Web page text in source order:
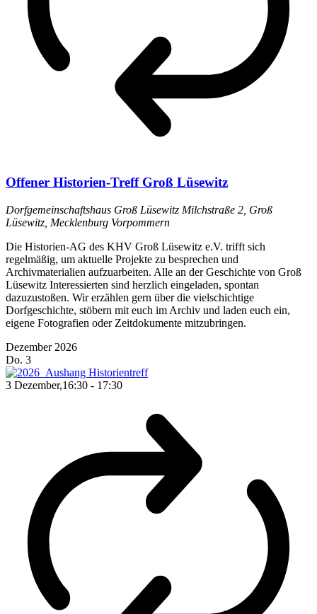
Offener Historien-Treff Groß Lüsewitz
Dorfgemeinschaftshaus Groß Lüsewitz Milchstraße 2, Groß
Lüsewitz, Mecklenburg Vorpommern
Die Historien-AG des KHV Groß Lüsewitz e.V. trifft sich
regelmäßig, um aktuelle Projekte zu besprechen und
Archivmaterialien aufzuarbeiten. Alle an der Geschichte von Groß
Lüsewitz Interessierten sind herzlich eingeladen, spontan
dazuzustoßen. Wir erzählen gern über die vielschichtige
Dorfgeschichte, stöbern mit euch im Archiv und laden euch ein,
eigene Fotografien oder Zeitdokumente mitzubringen.
Dezember 2026
Do. 3
3 Dezember,16:30 - 17:30